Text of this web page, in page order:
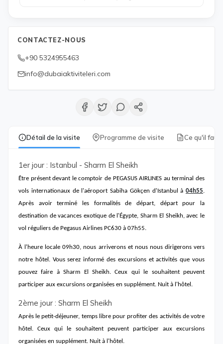
Détail de la visite Programme de visite Ce qu'il faut
1er jour : Istanbul - Sharm El Sheikh
Être présent devant le comptoir de PEGASUS AIRLINES au terminal des
vols internationaux de l'aéroport Sabiha Gökçen d'Istanbul à 04h55.
Après avoir terminé les formalités de départ, départ pour la
destination de vacances exotique de l'Égypte, Sharm El Sheikh, avec le
vol réguliers de Pegasus Airlines PC630 à 07h55.
À l'heure locale 09h30, nous arriverons et nous nous dirigerons vers
notre hôtel. Vous serez informé des excursions et activités que vous
pouvez faire à Sharm El Sheikh. Ceux qui le souhaitent peuvent
participer aux excursions organisées en supplément. Nuit à l'hôtel.
2ème jour : Sharm El Sheikh
Après le petit-déjeuner, temps libre pour profiter des activités de votre
hôtel. Ceux qui le souhaitent peuvent participer aux excursions
organisées en supplément. Nuit à l'hôtel.
CONTACTEZ-NOUS
+90 5324955463
info@dubaiaktiviteleri.com